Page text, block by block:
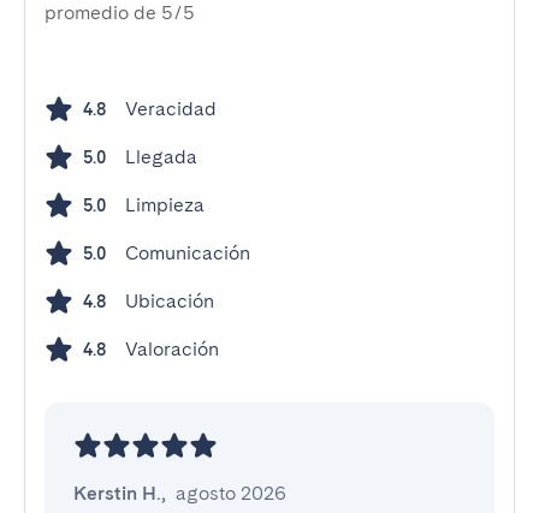
promedio de 5/5
4.8 Veracidad
5.0 Llegada
5.0 Limpieza
5.0 Comunicación
4.8 Ubicación
4.8 Valoración
Kerstin H., agosto 2026